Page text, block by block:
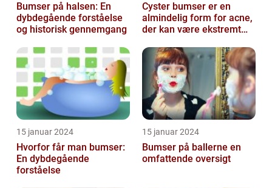
Bumser på halsen: En
dybdegående forståelse
og historisk gennemgang
Cyster bumser er en
almindelig form for acne,
der kan være ekstremt
belastende for d...
15 januar 2024
Hvorfor får man bumser:
En dybdegående
forståelse
15 januar 2024
Bumser på ballerne en
omfattende oversigt